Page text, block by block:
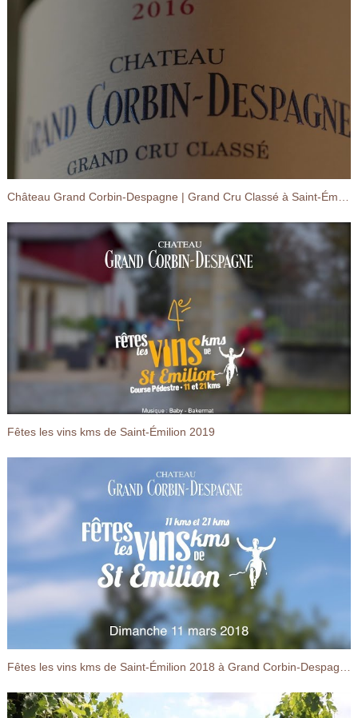
Château Grand Corbin-Despagne | Grand Cru Classé à Saint-Émilion
Fêtes les vins kms de Saint-Émilion 2019